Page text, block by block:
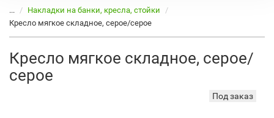
...
Накладки на банки, кресла, стойки
Кресло мягкое складное, серое/серое
Кресло мягкое складное, серое/
серое
Под заказ